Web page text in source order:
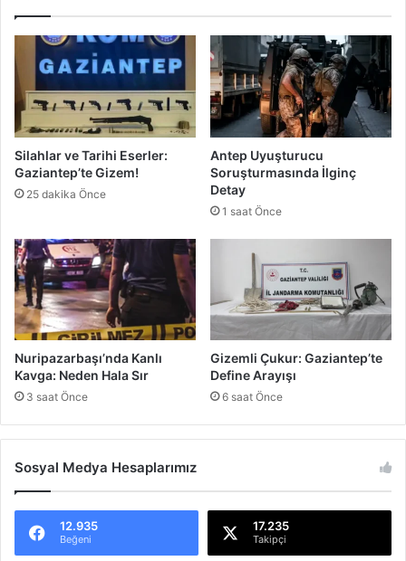
K
e
s
e
O
p
e
a
s
y
o
n
D
ü
ş
Silahlar ve Tarihi Eserler:
Gaziantep’te Gizem!
25 dakika Önce
Antep Uyuşturucu
Soruşturmasında İlginç
Detay
1 saat Önce
Nuripazarbaşı’nda Kanlı
Kavga: Neden Hala Sır
3 saat Önce
Gizemli Çukur: Gaziantep’te
Define Arayışı
6 saat Önce
Sosyal Medya Hesaplarımız
12.935
Beğeni
17.235
Takipçi